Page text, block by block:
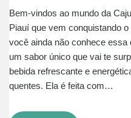
Bem-vindos ao mundo da
Piauí que vem conquistando
você ainda não conhece
um sabor único que vai te
bebida refrescante e
quentes. Ela é feita com…